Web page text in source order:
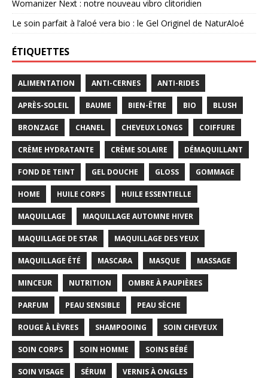
Womanizer Next : notre nouveau vibro clitoridien
Le soin parfait à l’aloé vera bio : le Gel Originel de NaturAloé
ÉTIQUETTES
ALIMENTATION ANTI-CERNES ANTI-RIDES
APRÈS-SOLEIL BAUME BIEN-ÊTRE BIO BLUSH
BRONZAGE CHANEL CHEVEUX LONGS COIFFURE
CRÈME HYDRATANTE CRÈME SOLAIRE DÉMAQUILLANT
FOND DE TEINT GEL DOUCHE GLOSS GOMMAGE
HOME HUILE CORPS HUILE ESSENTIELLE
MAQUILLAGE MAQUILLAGE AUTOMNE HIVER
MAQUILLAGE DE STAR MAQUILLAGE DES YEUX
MAQUILLAGE ÉTÉ MASCARA MASQUE MASSAGE
MINCEUR NUTRITION OMBRE À PAUPIÈRES
PARFUM PEAU SENSIBLE PEAU SÈCHE
ROUGE À LÈVRES SHAMPOOING SOIN CHEVEUX
SOIN CORPS SOIN HOMME SOINS BÉBÉ
SOIN VISAGE SÉRUM VERNIS À ONGLES